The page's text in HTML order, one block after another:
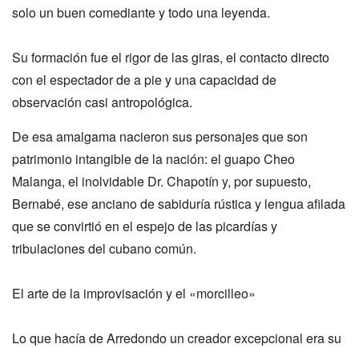
solo un buen comediante y todo una leyenda.
Su formación fue el rigor de las giras, el contacto directo
con el espectador de a pie y una capacidad de
observación casi antropológica.
De esa amalgama nacieron sus personajes que son
patrimonio intangible de la nación: el guapo Cheo
Malanga, el inolvidable Dr. Chapotín y, por supuesto,
Bernabé, ese anciano de sabiduría rústica y lengua afilada
que se convirtió en el espejo de las picardías y
tribulaciones del cubano común.
El arte de la improvisación y el «morcilleo»
Lo que hacía de Arredondo un creador excepcional era su